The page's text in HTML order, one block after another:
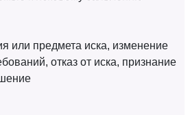
или предмета иска, изменение
отказ от иска, признание